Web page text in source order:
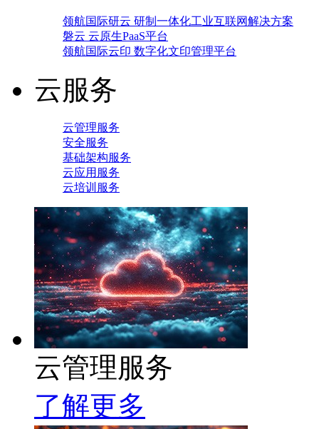
领航国际研云 研制一体化工业互联网解决方案
磐云 云原生PaaS平台
领航国际云印 数字化文印管理平台
云服务
云管理服务
安全服务
基础架构服务
云应用服务
云培训服务
云管理服务
了解更多